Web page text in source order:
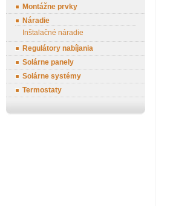
Montážne prvky
Náradie
Inštalačné náradie
Regulátory nabíjania
Solárne panely
Solárne systémy
Termostaty